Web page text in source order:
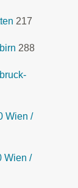
217
288
Wien /
Wien /